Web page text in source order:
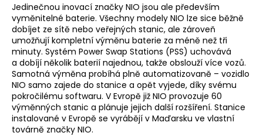
Jedinečnou inovací značky NIO jsou ale především
vyměnitelné baterie. Všechny modely NIO lze sice běžně
dobíjet ze sítě nebo veřejných stanic, ale zároveň
umožňují kompletní výměnu baterie za méně než tři
minuty. Systém Power Swap Stations (PSS) uchovává
a dobíjí několik baterií najednou, takže obslouží více vozů.
Samotná výměna probíhá plně automatizovaně – vozidlo
NIO samo zajede do stanice a opět vyjede, díky svému
pokročilému softwaru. V Evropě již NIO provozuje 60
výměnných stanic a plánuje jejich další rozšíření. Stanice
instalované v Evropě se vyrábějí v Maďarsku ve vlastní
továrně značky NIO.